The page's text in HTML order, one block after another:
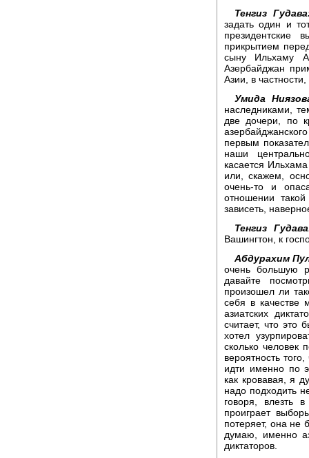
Тенгиз
задать один и
президентские
прикрытием
сыну Ильхаму
Азербайджан
Азии, в
Умида
наследниками,
две дочери, по
первым
наши
касается
или, скажем,
очень-то и
отношении
зависеть,
Тенгиз
Вашингтон, к
Абдурахим
очень большую
давайте
произошел ли
себя в качестве
азиатских
считает, что это
хотел
сколько
вероятность
идти именно по
как кровавая, я
надо подходить
говоря, влезть
проиграет
потеряет, она не
думаю, именно
диктаторов.